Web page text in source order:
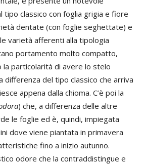
classico con foglia grigia e fiore
dentate (con foglie seghettate) e
varietà afferenti alla tipologia
portamento molto compatto,
la particolarità di avere lo stelo
differenza del tipo classico che arriva
appena dalla chioma. C’è poi la
) che, a differenza delle altre
le foglie ed è, quindi, impiegata
dove viene piantata in primavera
fino a inizio autunno.
odore che la contraddistingue e